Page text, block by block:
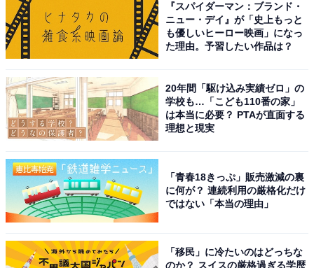
『スパイダーマン：ブランド・
ニュー・デイ』が「史上もっと
も優しいヒーロー映画」になっ
た理由。予習したい作品は？
20年間「駆け込み実績ゼロ」の
学校も…「こども110番の家」
は本当に必要？ PTAが直面する
理想と現実
「青春18きっぷ」販売激減の裏
に何が？ 連続利用の厳格化だけ
ではない「本当の理由」
「移民」に冷たいのはどっちな
のか？ スイスの厳格過ぎる学歴